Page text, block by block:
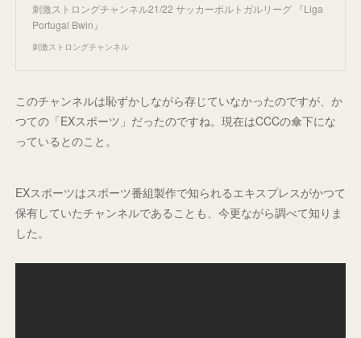
刺激ストロングチャンネル21/22 サッカーポルトガルリーグ 『Liga
Portugal Bwin』
刺激ストロングチャンネル
このチャンネルは恥ずかしながら存じていなかったのですが、か
つての「EXスポーツ」だったのですね。現在はCCCの傘下にな
っているとのこと。
EXスポーツはスポーツ番組製作で知られるエキスプレスがかつて
保有していたチャンネルであることも、今更ながら調べて知りま
した。